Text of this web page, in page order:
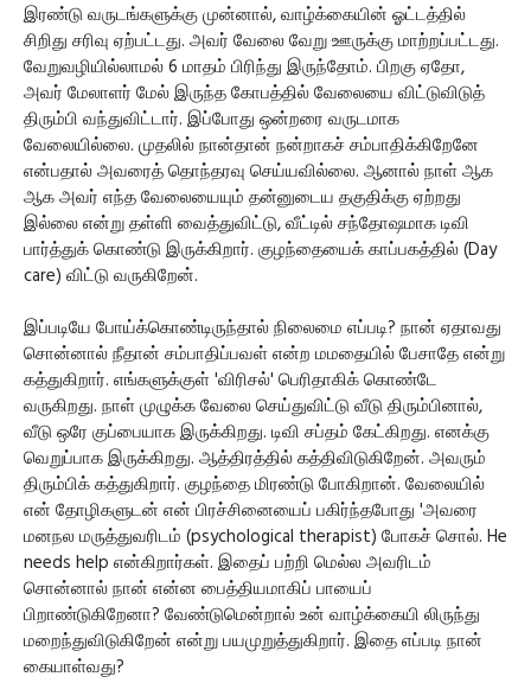
இரண்டு வருடங்களுக்கு முன்னால், வாழ்க்கையின் ஓட்டத்தில்
சிறிது சரிவு ஏற்பட்டது. அவர் வேலை வேறு ஊருக்கு மாற்றப்பட்டது.
வேறுவழியில்லாமல் 6 மாதம் பிரிந்து இருந்தோம். பிறகு ஏதோ,
அவர் மேலாளர் மேல் இருந்த கோபத்தில் வேலையை விட்டுவிடுத்
திரும்பி வந்துவிட்டார். இப்போது ஒன்றரை வருடமாக
வேலையில்லை. முதலில் நான்தான் நன்றாகச் சம்பாதிக்கிறேனே
என்பதால் அவரைத் தொந்தரவு செய்யவில்லை. ஆனால் நாள் ஆக
ஆக அவர் எந்த வேலையையும் தன்னுடைய தகுதிக்கு ஏற்றது
இல்லை என்று தள்ளி வைத்துவிட்டு, வீட்டில் சந்தோஷமாக டிவி
பார்த்துக் கொண்டு இருக்கிறார். குழந்தையைக் காப்பகத்தில் (Day
care) விட்டு வருகிறேன்.
இப்படியே போய்க்கொண்டிருந்தால் நிலைமை எப்படி? நான் ஏதாவது
சொன்னால் நீதான் சம்பாதிப்பவள் என்ற மமதையில் பேசாதே என்று
கத்துகிறார். எங்களுக்குள் 'விரிசல்' பெரிதாகிக் கொண்டே
வருகிறது. நாள் முழுக்க வேலை செய்துவிட்டு வீடு திரும்பினால்,
வீடு ஒரே குப்பையாக இருக்கிறது. டிவி சப்தம் கேட்கிறது. எனக்கு
வெறுப்பாக இருக்கிறது. ஆத்திரத்தில் கத்திவிடுகிறேன். அவரும்
திரும்பிக் கத்துகிறார். குழந்தை மிரண்டு போகிறான். வேலையில்
என் தோழிகளுடன் என் பிரச்சினையைப் பகிர்ந்தபோது 'அவரை
மனநல மருத்துவரிடம் (psychological therapist) போகச் சொல். He
needs help என்கிறார்கள். இதைப் பற்றி மெல்ல அவரிடம்
சொன்னால் நான் என்ன பைத்தியமாகிப் பாயைப்
பிறாண்டுகிறேனா? வேண்டுமென்றால் உன் வாழ்க்கையி லிருந்து
மறைந்துவிடுகிறேன் என்று பயமுறுத்துகிறார். இதை எப்படி நான்
கையாள்வது?